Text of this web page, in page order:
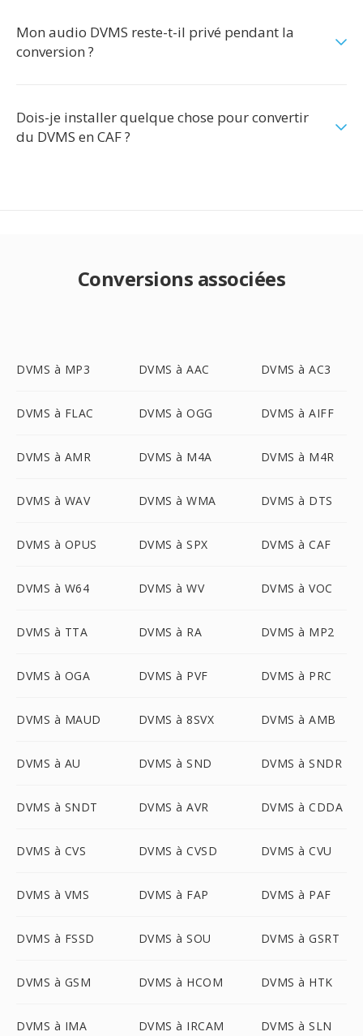
Mon audio DVMS reste-t-il privé pendant la
conversion ?
Dois-je installer quelque chose pour convertir
du DVMS en CAF ?
Conversions associées
DVMS à MP3 DVMS à AAC DVMS à AC3
DVMS à FLAC DVMS à OGG DVMS à AIFF
DVMS à AMR DVMS à M4A DVMS à M4R
DVMS à WAV DVMS à WMA DVMS à DTS
DVMS à OPUS DVMS à SPX DVMS à CAF
DVMS à W64 DVMS à WV DVMS à VOC
DVMS à TTA DVMS à RA DVMS à MP2
DVMS à OGA DVMS à PVF DVMS à PRC
DVMS à MAUD DVMS à 8SVX DVMS à AMB
DVMS à AU DVMS à SND DVMS à SNDR
DVMS à SNDT DVMS à AVR DVMS à CDDA
DVMS à CVS DVMS à CVSD DVMS à CVU
DVMS à VMS DVMS à FAP DVMS à PAF
DVMS à FSSD DVMS à SOU DVMS à GSRT
DVMS à GSM DVMS à HCOM DVMS à HTK
DVMS à IMA DVMS à IRCAM DVMS à SLN